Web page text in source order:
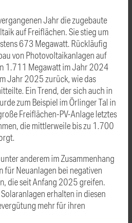
Jahr die zugebaute
auf Freiflächen. Sie stieg um
673 Megawatt. Rückläufig
von Photovoltaikanlagen auf
1.711 Megawatt im Jahr 2024
Jahr 2025 zurück, wie das
Ein Trend, der sich auch in
zum Beispiel im Örlinger Tal in
Freiflächen-PV-Anlage letztes
die mittlerweile bis zu 1.700
anderem im Zusammenhang
für Neuanlagen bei negativen
die seit Anfang 2025 greifen.
erhalten in diesen
mehr für ihren